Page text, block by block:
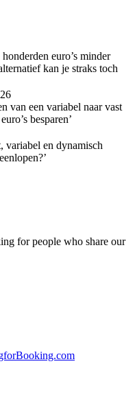
euro’s minder
kan je straks toch
van een variabel naar vast
besparen’
variabel en dynamisch
for people who share our